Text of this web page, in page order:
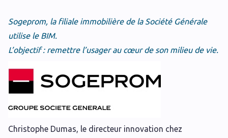
Sogeprom, la filiale immobilière de la Société Générale
utilise le BIM.
L’objectif : remettre l’usager au cœur de son milieu de vie.
Christophe Dumas, le directeur innovation chez